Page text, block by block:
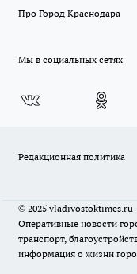
Про Город Краснодара
Мы в социальных сетях
Редакционная политика
© 2025 vladivostoktimes.ru
Оперативные новости
транспорт,
информация о жизни